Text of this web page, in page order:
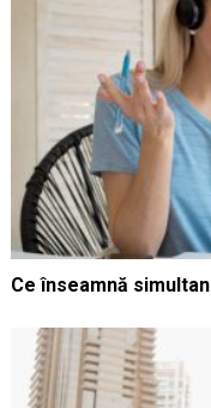
Ce înseamnă simultan